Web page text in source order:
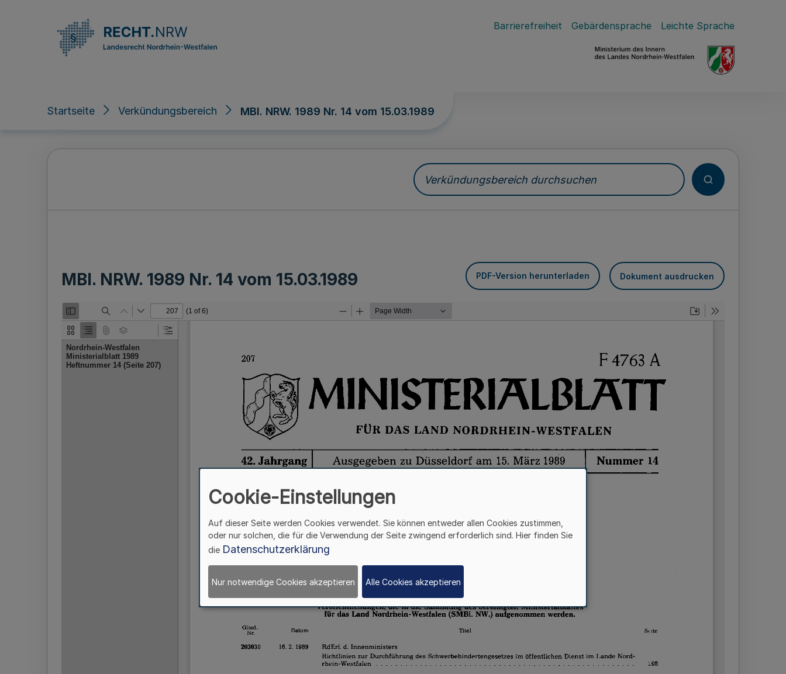
Barrierefreiheit Gebärdensprache Leichte Sprache
Startseite Verkündungsbereich MBl. NRW. 1989 Nr. 14 vom 15.03.1989
Verkündungsbereich durchsuchen
MBl. NRW. 1989 Nr. 14 vom 15.03.1989 PDF-Version herunterladen Dokument ausdrucken
Cookie-Einstellungen
Auf dieser Seite werden Cookies verwendet. Sie können entweder allen Cookies zustimmen,
oder nur solchen, die für die Verwendung der Seite zwingend erforderlich sind. Hier finden Sie
die Datenschutzerklärung
Nur notwendige Cookies akzeptieren Alle Cookies akzeptieren